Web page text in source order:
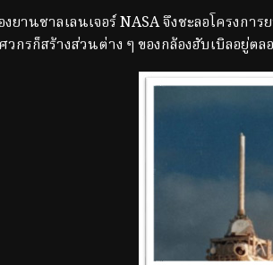
ชาลเลนเจอร์ NASA จึงชะลอโครงกา
กรก็สร้างส่วนต่าง ๆ ของกล้องฮับเบิลอยู่ตล